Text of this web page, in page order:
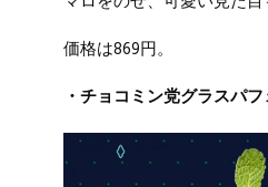
価格は869円。
・チョコミン党グラスパフ